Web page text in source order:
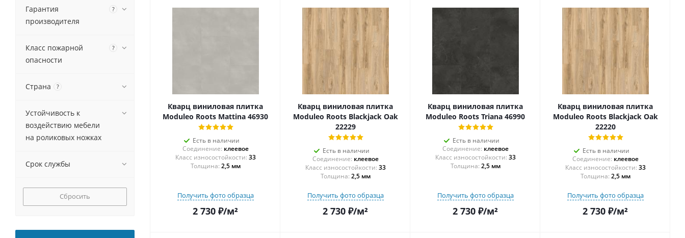
Кварц виниловая плитка
Moduleo Roots Mattina 46930
Есть в наличии
Соединение: клеевое
33
Толщина: 2,5 мм
Получить фото образца
2 730 ₽/м²
Кварц виниловая плитка
Moduleo Roots Blackjack Oak
22229
Есть в наличии
Соединение: клеевое
33
Толщина: 2,5 мм
Получить фото образца
2 730 ₽/м²
Кварц виниловая плитка
Moduleo Roots Triana 46990
Есть в наличии
Соединение: клеевое
33
Толщина: 2,5 мм
Получить фото образца
2 730 ₽/м²
Кварц виниловая плитка
Moduleo Roots Blackjack Oak
22220
Есть в наличии
Соединение: клеевое
33
Толщина: 2,5 мм
Получить фото образца
2 730 ₽/м²
Гарантия
производителя
?
Класс пожарной
опасности
?
Страна ?
Устойчивость к
воздействию мебели
на роликовых ножках
Срок службы
Сбросить